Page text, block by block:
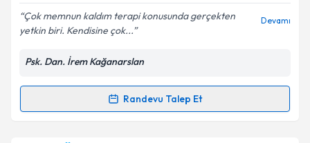
E-posta Adresiniz
'ni okudum ve kişisel verilerimin belirtilen
kapsamda işlenmesini kabul ediyorum.
Çok memnun kaldım terapi konusunda gerçekten
yetkin biri. Kendisine çok...
Devamı
Psk. Dan. İrem Kağanarslan
Randevu Talep Et
Randevu Takvimi Talebi